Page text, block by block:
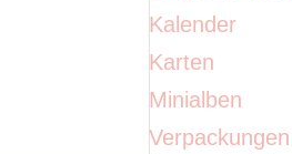
Kalender
Karten
Minialben
Verpackungen